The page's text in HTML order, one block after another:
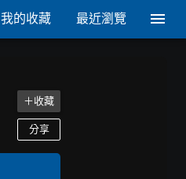
我的收藏 最近瀏覽
＋收藏
分享